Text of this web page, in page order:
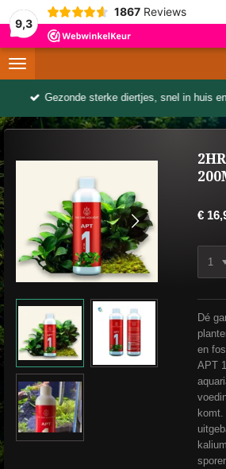
9,3
1867 Reviews
Gezonde sterke diertjes, snel in huis
€
Dé
en
APT
komt.